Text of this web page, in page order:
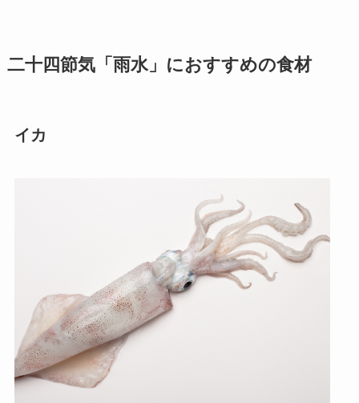
二十四節気「雨水」におすすめの食材
イカ